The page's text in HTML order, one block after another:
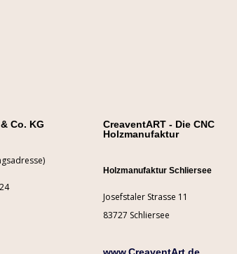
Co. KG
CreaventART - Die CNC
Holzmanufaktur
Holzmanufaktur Schliersee
Josefstaler Strasse 11
83727 Schliersee
www.CreaventArt.de